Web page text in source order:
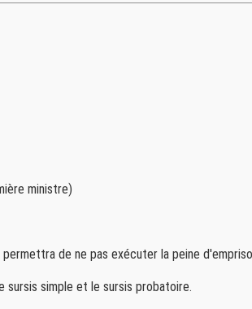
ministre)
de ne pas exécuter la peine
sursis simple et le sursis probatoire.